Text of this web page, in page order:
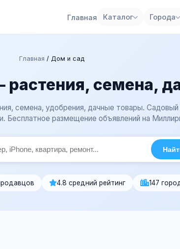
Главная Каталог Города
Главная / Дом и сад
семена,
семена, удобрения, дачные товары. Садовый
Бесплатное размещение объявлений на
4.8 средний рейтинг 147